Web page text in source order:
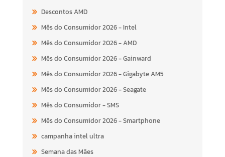
Descontos AMD
Mês do Consumidor 2026 - Intel
Mês do Consumidor 2026 - AMD
Mês do Consumidor 2026 - Gainward
Mês do Consumidor 2026 - Gigabyte AM5
Mês do Consumidor 2026 - Seagate
Mês do Consumidor - SMS
Mês do Consumidor 2026 - Smartphone
campanha intel ultra
Semana das Mães